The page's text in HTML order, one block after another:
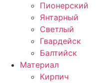
Пионерский
Янтарный
Светлый
Гвардейск
Балтийск
Материал
Кирпич